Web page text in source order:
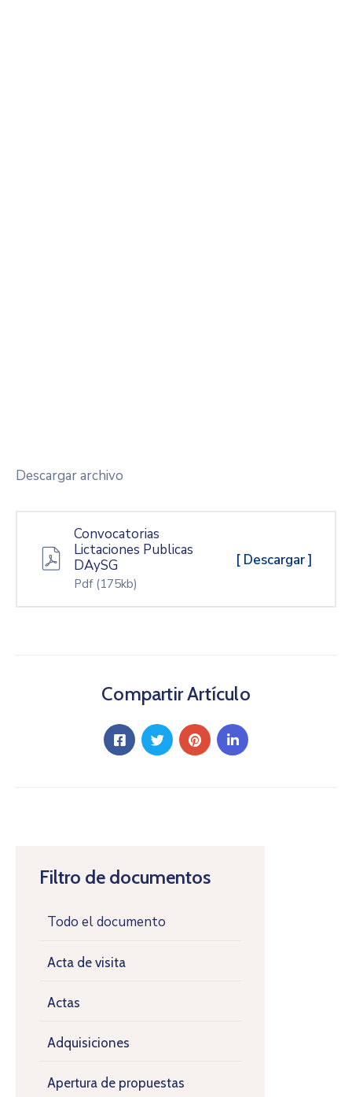
Filtro de documentos
Todo el documento
Acta de visita
Actas
Adquisiciones
Apertura de propuestas
Descargar archivo
Convocatorias
Lictaciones Publicas
DAySG
Pdf (175kb)
[ Descargar ]
Compartir Artículo